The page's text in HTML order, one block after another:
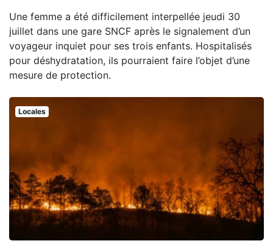
Une femme a été difficilement interpellée jeudi 30
juillet dans une gare SNCF après le signalement d’un
voyageur inquiet pour ses trois enfants. Hospitalisés
pour déshydratation, ils pourraient faire l’objet d’une
mesure de protection.
Locales